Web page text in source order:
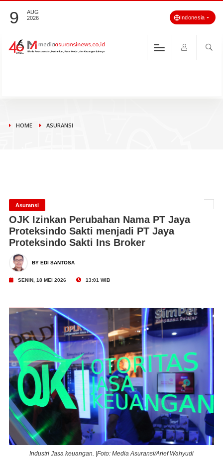
9
AUG
2026
Indonesia
HOME ASURANSI
Asuransi
OJK Izinkan Perubahan Nama PT Jaya
Proteksindo Sakti menjadi PT Jaya
Proteksindo Sakti Ins Broker
BY EDI SANTOSA
SENIN, 18 MEI 2026 13:01 WIB
Industri Jasa keuangan. |Foto: Media Asuransi/Arief Wahyudi